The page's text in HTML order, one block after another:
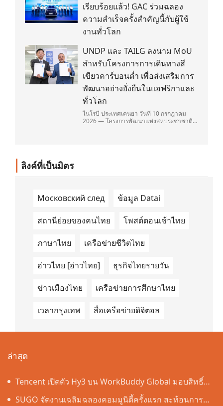
เรียบร้อยแล้ว! GAC ร่วมฉลอง
ความสำเร็จครั้งสำคัญนี้กับผู้ใช้
งานทั่วโลก
UNDP และ TAILG ลงนาม MoU
สำหรับโครงการการเดินทางสี
เขียวคาร์บอนต่ำ เพื่อส่งเสริมการ
พัฒนาอย่างยั่งยืนในแอฟริกาและ
ทั่วโลก
ไนโรบี ประเทศเคนยา วันที่ 10 กรกฎาคม
2026 — โครงการพัฒนาแห่งสหประชาชาติ
ลิงค์ที่เป็นมิตร
Московский след ข้อมูล Datai
สถานีย่อยของคนไทย โพสต์ตอนเช้าไทย
ภาษาไทย เครือข่ายชีวิตไทย
อ่าวไทย [อ่าวไทย] ธุรกิจไทยรายวัน
ข่าวเมืองไทย เครือข่ายการศึกษาไทย
เวลากรุงเทพ สื่อเครือข่ายดิจิตอล
ล่าสุด
Tencent เปิดตัว Hy3 บน WorkBuddy Global มอบสิทธิ์
เข้าใช้งาน AI Agentic Workspace ฟรีตลอดเดือนสิงหาคม
SUGO จัดงานเฉลิมฉลองคอมมูนิตี้ครั้งแรก สะท้อนการ